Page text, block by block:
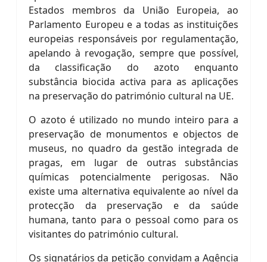
Estados membros da União Europeia, ao
Parlamento Europeu e a todas as instituições
europeias responsáveis por regulamentação,
apelando à revogação, sempre que possível,
da classificação do azoto enquanto
substância biocida activa para as aplicações
na preservação do património cultural na UE.
O azoto é utilizado no mundo inteiro para a
preservação de monumentos e objectos de
museus, no quadro da gestão integrada de
pragas, em lugar de outras substâncias
químicas potencialmente perigosas. Não
existe uma alternativa equivalente ao nível da
protecção da preservação e da saúde
humana, tanto para o pessoal como para os
visitantes do património cultural.
Os signatários da petição convidam a Agência